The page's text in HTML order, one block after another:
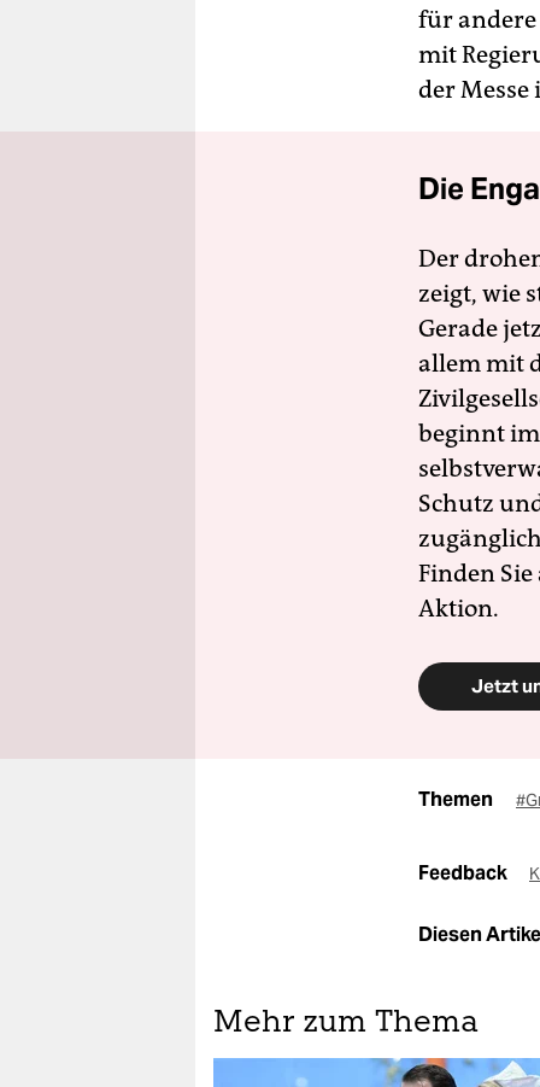
für andere
mit
der
Die
Der
zeigt, wie
Gerade
allem mit
beginnt
Schutz
Finden
Aktion.
Jetzt
Themen
Feedback
Diesen
Mehr zum Thema